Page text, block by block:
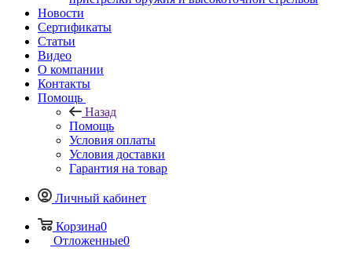
Новости
Сертификаты
Статьи
Видео
О компании
Контакты
Помощь
Назад
Помощь
Условия оплаты
Условия доставки
Гарантия на товар
Личный кабинет
Корзина0
Отложенные0